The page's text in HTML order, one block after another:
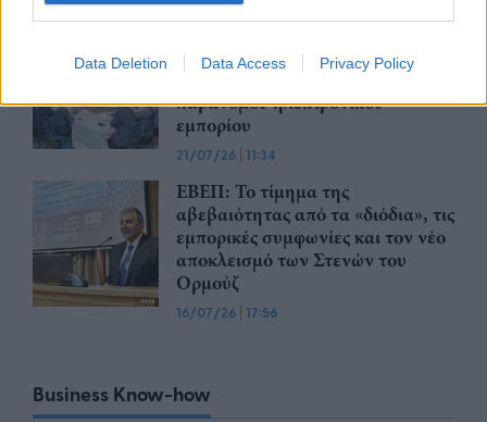
Data Deletion Data Access Privacy Policy
Round Table Discussion σχετικά
με την καταπολέμηση του
παράνομου ηλεκτρονικού
εμπορίου
21/07/26 | 11:34
ΕΒΕΠ: Το τίμημα της
αβεβαιότητας από τα «διόδια», τις
εμπορικές συμφωνίες και τον νέο
αποκλεισμό των Στενών του
Ορμούζ
16/07/26 | 17:56
Business Know-how